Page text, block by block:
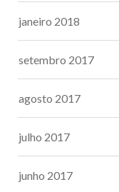
janeiro 2018
setembro 2017
agosto 2017
julho 2017
junho 2017